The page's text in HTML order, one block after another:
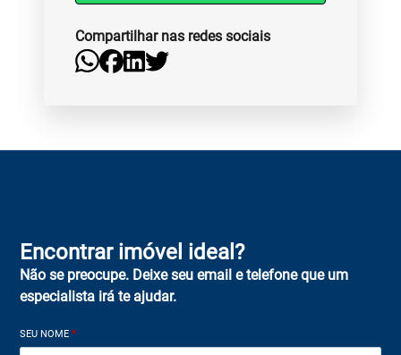
Compartilhar nas redes sociais
Encontrar imóvel ideal?
Não se preocupe. Deixe seu email e telefone que um
especialista irá te ajudar.
SEU NOME*